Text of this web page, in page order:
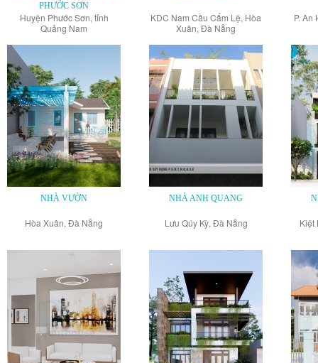
PHƯỚC SƠN
Huyện Phước Sơn, tỉnh
Quảng Nam
KDC Nam Cầu Cẩm Lệ, Hòa
Xuân, Đà Nẵng
P. An
NHÀ VƯỜN
Hòa Xuân, Đà Nẵng
NHÀ ANH QUANG
Lưu Qúy Kỳ, Đà Nẵng Kiệt